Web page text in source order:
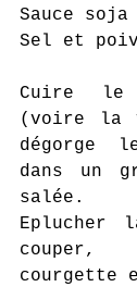
Sauce
Sel et
Cuire le
(voire la
dégorge
dans un
salée.
courgette